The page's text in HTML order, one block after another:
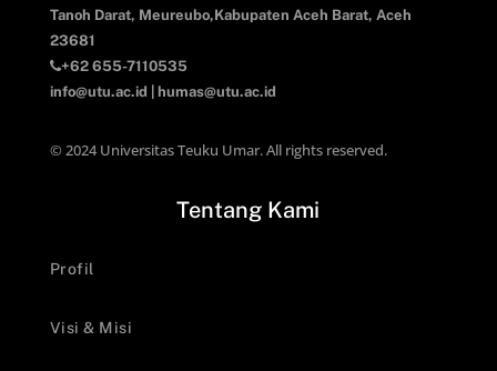
Tanoh Darat, Meureubo,Kabupaten Aceh Barat, Aceh
23681
+62 655-7110535
info@utu.ac.id
humas@utu.ac.id
© 2024 Universitas Teuku Umar. All rights reserved.
Tentang Kami
Profil
Visi & Misi